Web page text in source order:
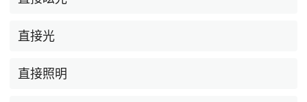
直接光
直接照明